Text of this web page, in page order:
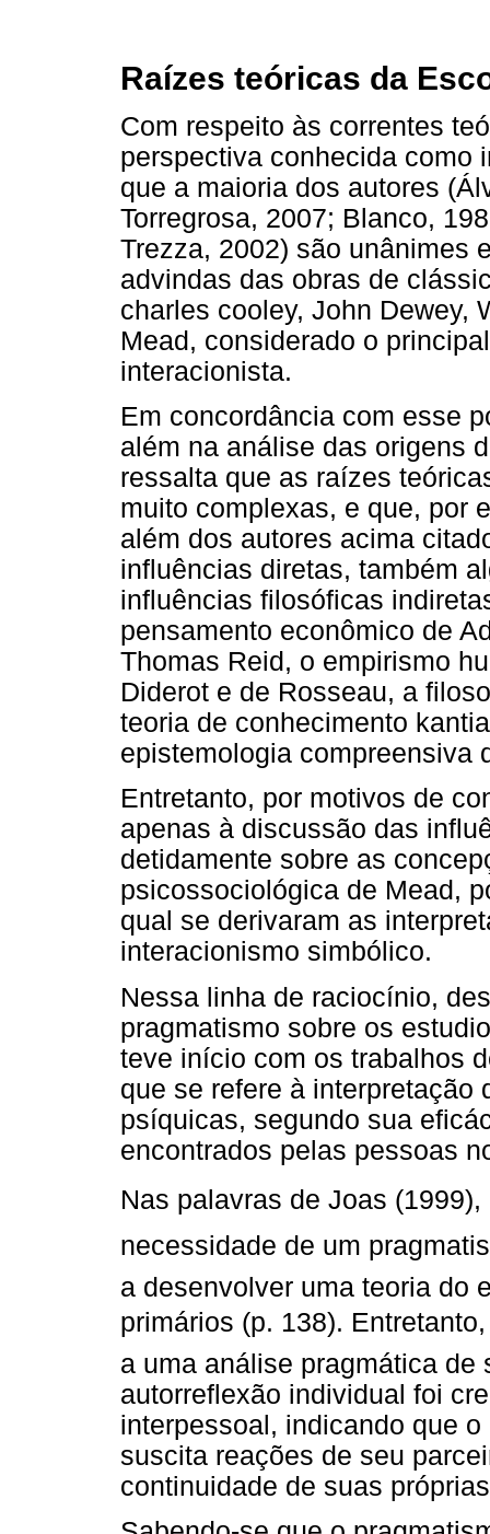
Raízes teóricas da
Com respeito às correntes
perspectiva conhecida como
que a maioria dos autores
Torregrosa, 2007; Blanco,
Trezza, 2002) são unânimes
advindas das obras de
charles cooley, John Dewey,
Mead, considerado o
interacionista.
Em concordância com esse
além na análise das origens
ressalta que as raízes
muito complexas, e que, por
além dos autores acima
influências diretas, também
influências filosóficas
pensamento econômico de
Thomas Reid, o empirismo
Diderot e de Rosseau, a
teoria de conhecimento
epistemologia compreensiva
Entretanto, por motivos de
apenas à discussão das
detidamente sobre as
psicossociológica de Mead,
qual se derivaram as
interacionismo simbólico.
Nessa linha de raciocínio,
pragmatismo sobre os
teve início com os trabalhos
que se refere à interpretação
psíquicas, segundo sua
encontrados pelas pessoas
Nas palavras de Joas (1999),
necessidade de um
a desenvolver uma teoria do
primários (p. 138).
a uma análise pragmática
autorreflexão individual foi
interpessoal, indicando que
suscita reações de seu
continuidade de suas